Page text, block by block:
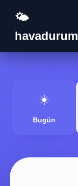
🌤️
havadurum
☀️
Bugün